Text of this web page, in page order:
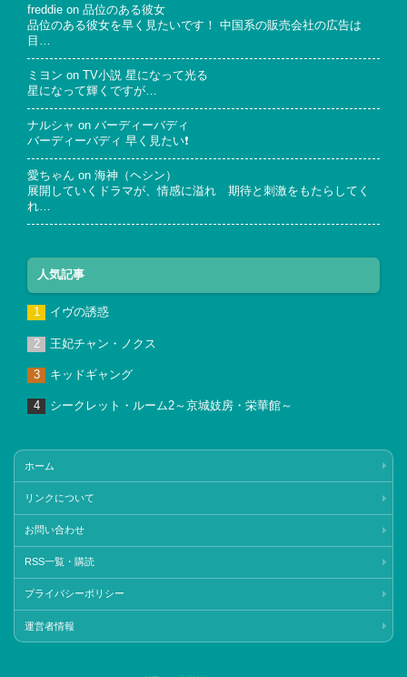
freddie on 品位のある彼女
品位のある彼女を早く見たいです！ 中国系の販売会社の広告は
目…
ミヨン on TV小説 星になって光る
星になって輝くですが…
ナルシャ on バーディーバディ
バーディーバディ 早く見たい❗
愛ちゃん on 海神（ヘシン）
展開していくドラマが、情感に溢れ 期待と刺激をもたらしてく
れ…
人気記事
イヴの誘惑
王妃チャン・ノクス
キッドギャング
シークレット・ルーム2～京城妓房・栄華館～
ホーム
リンクについて
お問い合わせ
RSS一覧・購読
プライバシーポリシー
運営者情報